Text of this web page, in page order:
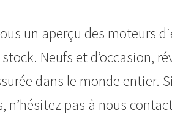
un aperçu des moteurs
Neufs et d’occasion,
dans le monde entier.
n’hésitez pas à nous